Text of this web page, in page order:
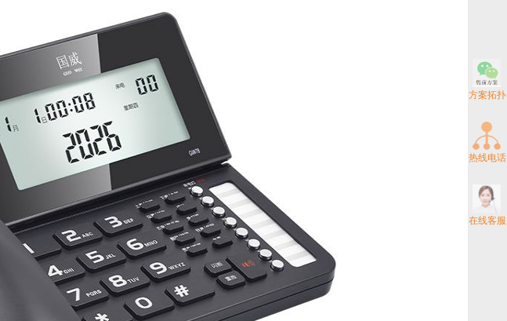
方案拓扑
热线电话
在线客服